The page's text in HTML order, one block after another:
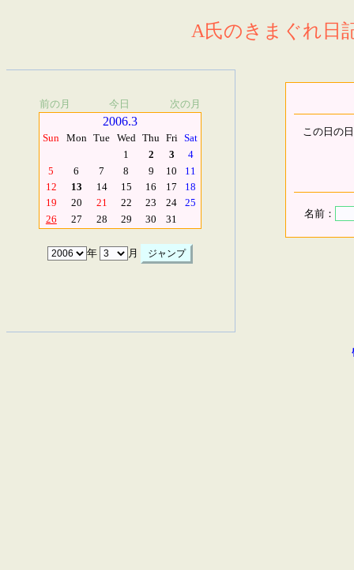
A氏のきまぐれ日
前の月 今日 次の月
2006.3
Sun Mon Tue Wed Thu Fri Sat
1
2 3
4
5
6 7 8 9 10
11
12
13 14 15 16 17
18
19
20 21 22 23 24
25
26
27 28 29 30 31
年 月
この日の
名前：